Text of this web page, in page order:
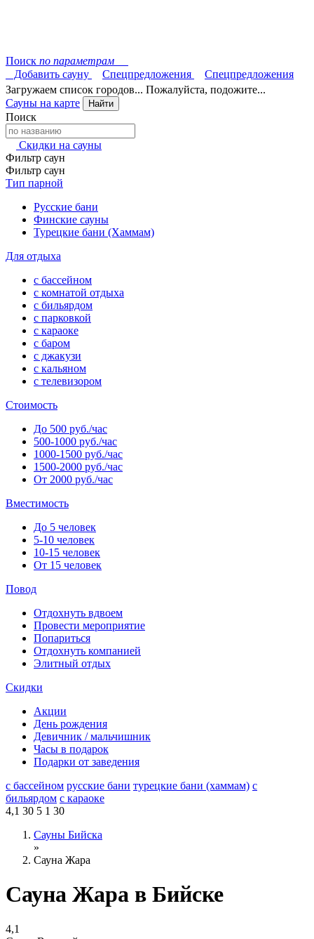
Поиск по параметрам
Добавить сауну
Спецпредложения
Спецпредложения
Загружаем список городов... Пожалуйста, подожите...
Сауны на карте
Найти
Поиск
Скидки на сауны
Фильтр саун
Фильтр саун
Тип парной
Русские бани
Финские сауны
Турецкие бани (Хаммам)
Для отдыха
с бассейном
с комнатой отдыха
с бильярдом
с парковкой
с караоке
с баром
с джакузи
с кальяном
с телевизором
Стоимость
До 500 руб./час
500-1000 руб./час
1000-1500 руб./час
1500-2000 руб./час
От 2000 руб./час
Вместимость
До 5 человек
5-10 человек
10-15 человек
От 15 человек
Повод
Отдохнуть вдвоем
Провести мероприятие
Попариться
Отдохнуть компанией
Элитный отдых
Скидки
Акции
День рождения
Девичник / мальчишник
Часы в подарок
Подарки от заведения
с бассейном русские бани турецкие бани (хаммам) с
бильярдом с караоке
4,1 30 5 1 30
Сауны Бийска
»
Сауна Жара
Сауна Жара в Бийске
4,1